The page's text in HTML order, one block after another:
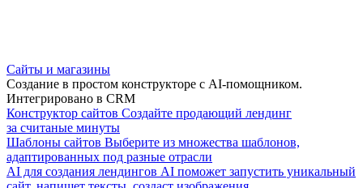
Сайты и магазины
Создание в простом конструкторе с AI-помощником.
Интегрировано в CRM
Конструктор сайтов Создайте продающий лендинг
за считаные минуты
Шаблоны сайтов Выберите из множества шаблонов,
адаптированных под разные отрасли
AI для создания лендингов AI поможет запустить уникальный